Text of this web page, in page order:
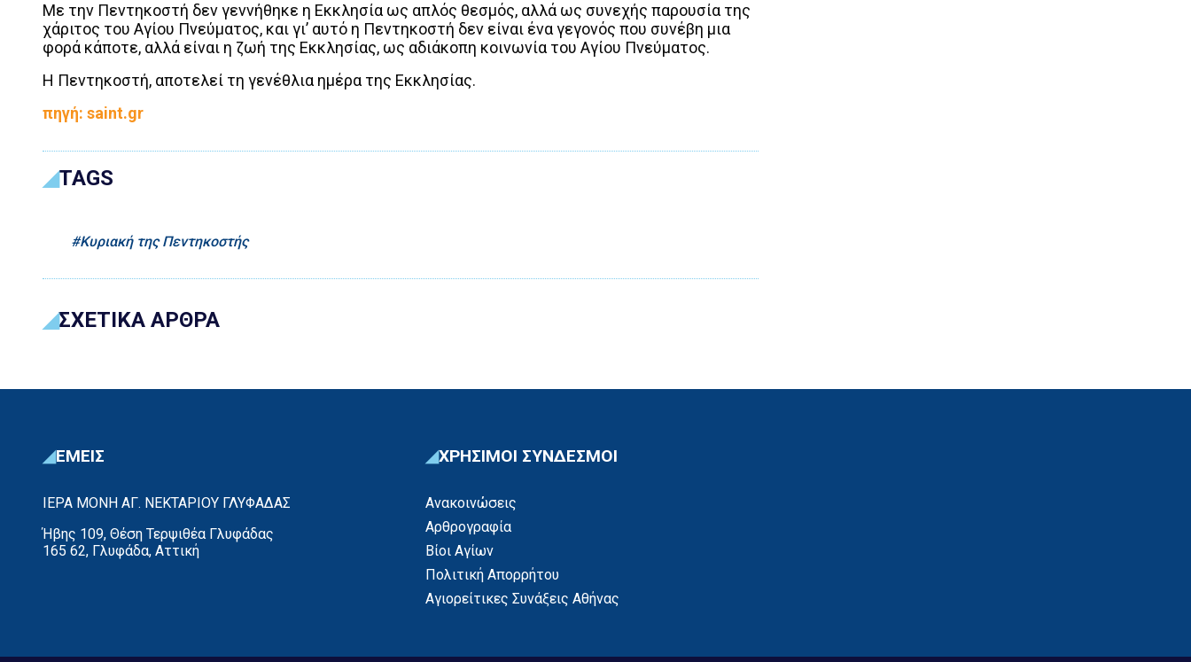
Με την Πεντηκοστή δεν γεννήθηκε η Εκκλησία ως απλός θεσμός, αλλά ως συνεχής παρουσία της
χάριτος του Αγίου Πνεύματος, και γι’ αυτό η Πεντηκοστή δεν είναι ένα γεγονός που συνέβη μια
φορά κάποτε, αλλά είναι η ζωή της Εκκλησίας, ως αδιάκοπη κοινωνία του Αγίου Πνεύματος.
Η Πεντηκοστή, αποτελεί τη γενέθλια ημέρα της Εκκλησίας.
πηγή: saint.gr
TAGS
Κυριακή της Πεντηκοστής
ΣΧΕΤΙΚΑ ΑΡΘΡΑ
ΕΜΕΙΣ
ΙΕΡΑ ΜΟΝΗ ΑΓ. ΝΕΚΤΑΡΙΟΥ ΓΛΥΦΑΔΑΣ
Ήβης 109, Θέση Τερψιθέα Γλυφάδας
165 62, Γλυφάδα, Αττική
ΧΡΗΣΙΜΟΙ ΣΥΝΔΕΣΜΟΙ
Ανακοινώσεις
Αρθρογραφία
Βίοι Αγίων
Πολιτική Απορρήτου
Αγιορείτικες Συνάξεις Αθήνας